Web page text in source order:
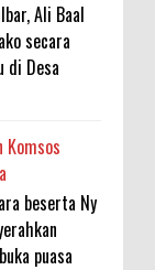
Ali Baal
secara
di Desa
Komsos
beserta Ny
puasa